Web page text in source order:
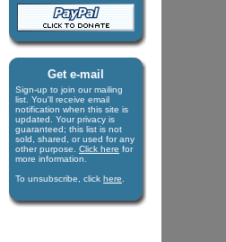
Get e-mail
Sign-up to join our mail­ing
list. You'll receive e­mail
notification when this site is
updated. Your privacy is
guaran­teed; this list is not
sold, shared, or used for any
other purpose. Click here for
more infor­mation.
To unsubscribe, click here